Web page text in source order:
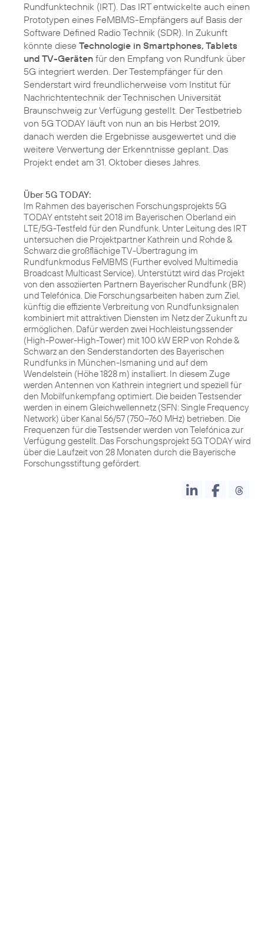
Rundfunktechnik (IRT). Das IRT entwickelte auch einen
Prototypen eines FeMBMS-Empfängers auf Basis der
Software Defined Radio Technik (SDR). In Zukunft
könnte diese Technologie in Smartphones, Tablets
und TV-Geräten für den Empfang von Rundfunk über
5G integriert werden. Der Testempfänger für den
Senderstart wird freundlicherweise vom Institut für
Nachrichtentechnik der Technischen Universität
Braunschweig zur Verfügung gestellt. Der Testbetrieb
von 5G TODAY läuft von nun an bis Herbst 2019,
danach werden die Ergebnisse ausgewertet und die
weitere Verwertung der Erkenntnisse geplant. Das
Projekt endet am 31. Oktober dieses Jahres.
Über 5G TODAY:
Im Rahmen des bayerischen Forschungsprojekts 5G
TODAY entsteht seit 2018 im Bayerischen Oberland ein
LTE/5G-Testfeld für den Rundfunk. Unter Leitung des IRT
untersuchen die Projektpartner Kathrein und Rohde &
Schwarz die großflächige TV-Übertragung im
Rundfunkmodus FeMBMS (Further evolved Multimedia
Broadcast Multicast Service). Unterstützt wird das Projekt
von den assoziierten Partnern Bayerischer Rundfunk (BR)
und Telefónica. Die Forschungsarbeiten haben zum Ziel,
künftig die effiziente Verbreitung von Rundfunksignalen
kombiniert mit attraktiven Diensten im Netz der Zukunft zu
ermöglichen. Dafür werden zwei Hochleistungssender
(High-Power-High-Tower) mit 100 kW ERP von Rohde &
Schwarz an den Senderstandorten des Bayerischen
Rundfunks in München-Ismaning und auf dem
Wendelstein (Höhe 1828 m) installiert. In diesem Zuge
werden Antennen von Kathrein integriert und speziell für
den Mobilfunkempfang optimiert. Die beiden Testsender
werden in einem Gleichwellennetz (SFN: Single Frequency
Network) über Kanal 56/57 (750–760 MHz) betrieben. Die
Frequenzen für die Testsender werden von Telefónica zur
Verfügung gestellt. Das Forschungsprojekt 5G TODAY wird
über die Laufzeit von 28 Monaten durch die Bayerische
Forschungsstiftung gefördert.